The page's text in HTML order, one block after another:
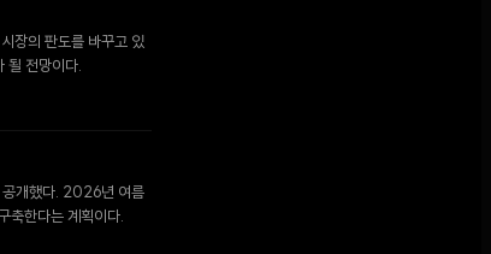
장의 판도를 바꾸고 있
될 전망이다.
공개했다. 2026년 여름
축한다는 계획이다.